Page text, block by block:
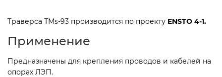
Траверса ТМs-93 производится по проекту ENSTO 4-1.
Применение
Предназначены для крепления проводов и кабелей на
опорах ЛЭП.